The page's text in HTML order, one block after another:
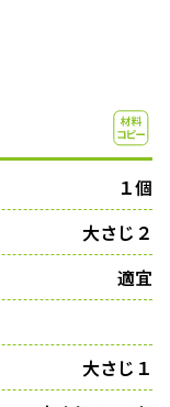
１個
大さじ２
適宜
大さじ１